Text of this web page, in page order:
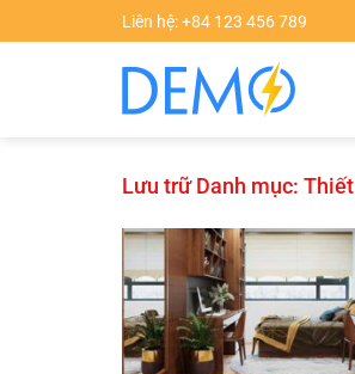
đến
Liên hệ: +84 123 456 789
Lưu trữ Danh mục: